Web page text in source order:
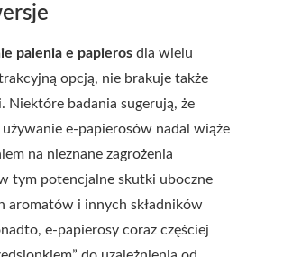
palenia e papieros dla wielu
opcją, nie brakuje także
Niektóre badania sugerują, że
używanie e-papierosów nadal wiąże
na nieznane zagrożenia
tym potencjalne skutki uboczne
aromatów i innych składników
e-papierosy coraz częściej